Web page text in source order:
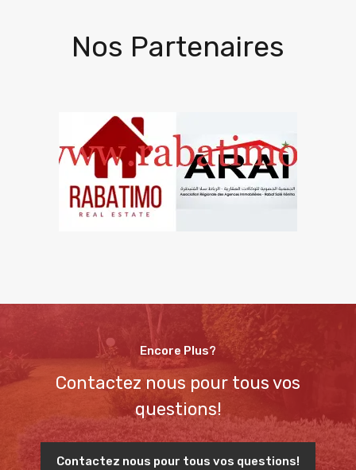
Nos Partenaires
Encore Plus?
Contactez nous pour tous vos
questions!
Contactez nous pour tous vos questions!